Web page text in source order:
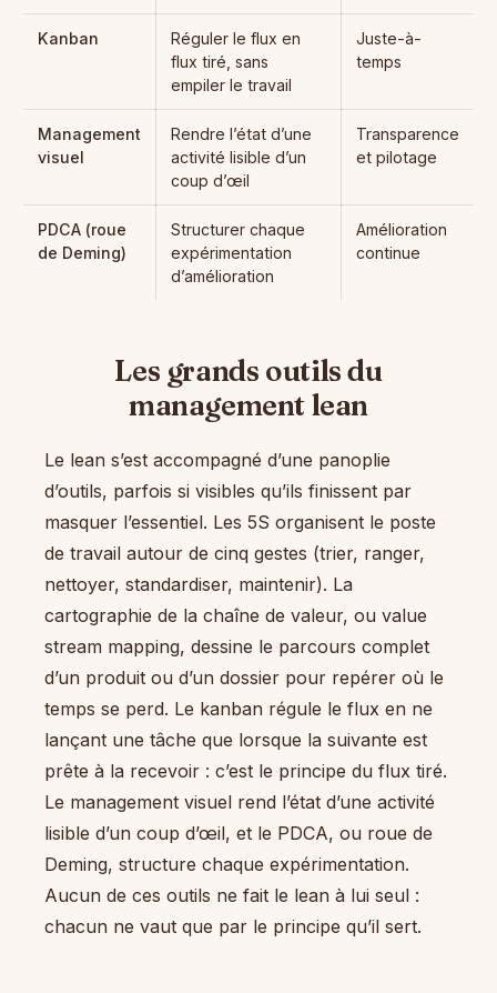
Kanban
Réguler le flux en
flux tiré, sans
empiler le travail
Juste-à-
temps
Management
visuel
Rendre l’état d’une
activité lisible d’un
coup d’œil
Transparence
et pilotage
PDCA (roue
de Deming)
Structurer chaque
expérimentation
d’amélioration
Amélioration
continue
Les grands outils du
management lean
Le lean s’est accompagné d’une panoplie
d’outils, parfois si visibles qu’ils finissent par
masquer l’essentiel. Les 5S organisent le poste
de travail autour de cinq gestes (trier, ranger,
nettoyer, standardiser, maintenir). La
cartographie de la chaîne de valeur, ou value
stream mapping, dessine le parcours complet
d’un produit ou d’un dossier pour repérer où le
temps se perd. Le kanban régule le flux en ne
lançant une tâche que lorsque la suivante est
prête à la recevoir : c’est le principe du flux tiré.
Le management visuel rend l’état d’une activité
lisible d’un coup d’œil, et le PDCA, ou roue de
Deming, structure chaque expérimentation.
Aucun de ces outils ne fait le lean à lui seul :
chacun ne vaut que par le principe qu’il sert.